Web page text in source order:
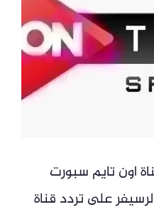
اون تايم سبورت
على تردد قناة